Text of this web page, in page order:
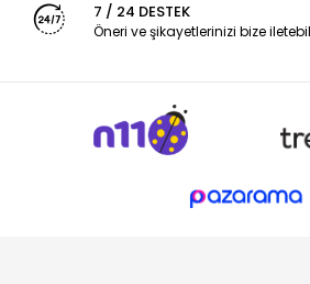
7 / 24 DESTEK
Öneri ve şikayetlerinizi bize